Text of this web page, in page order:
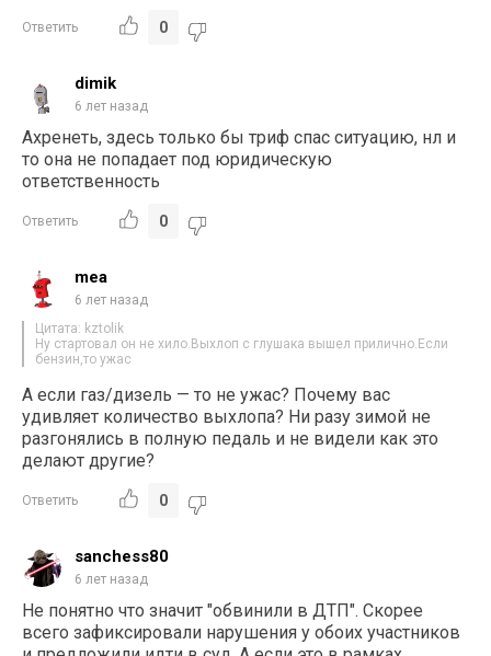
Ответить 0
dimik
6 лет назад
Ахренеть, здесь только бы триф спас ситуацию, нл и
то она не попадает под юридическую
ответственность
Ответить 0
mea
6 лет назад
Цитата: kztolik
Ну стартовал он не хило.Выхлоп с глушака вышел прилично.Если
бензин,то ужас
А если газ/дизель — то не ужас? Почему вас
удивляет количество выхлопа? Ни разу зимой не
разгонялись в полную педаль и не видели как это
делают другие?
Ответить 0
sanchess80
6 лет назад
Не понятно что значит "обвинили в ДТП". Скорее
всего зафиксировали нарушения у обоих участников